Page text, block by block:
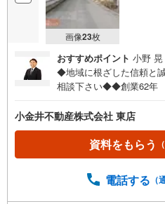
画像23枚
おすすめポイント 小野 晃
◆地域に根ざした信頼と
相談下さい◆◆創業62年
パート・お車のローンが
当社多数の実績からお客
スします。◆お客様満足
関するあらゆるニーズに
ーム探しでも分かりやす
小金井不動産株式会社 東店
資料をもらう
電話する （